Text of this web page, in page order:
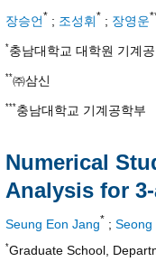
장승언* ; 조성휘* ; 장영운
*충남대학교 대학원 기계
**㈜삼신
***충남대학교 기계공학부
Numerical
Analysis for
Seung Eon Jang* ; Seong
*Graduate School,